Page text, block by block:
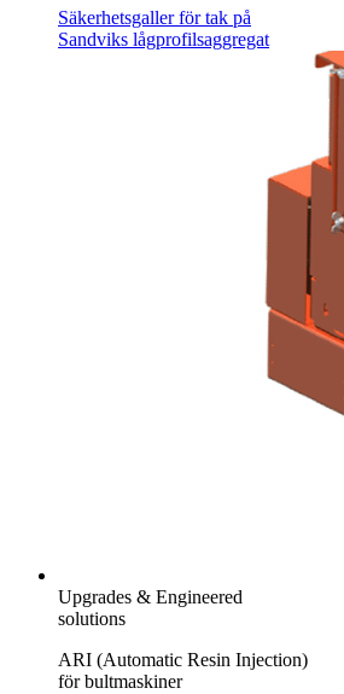
Säkerhetsgaller för tak på
Sandviks lågprofilsaggregat
Upgrades & Engineered
solutions
ARI (Automatic Resin Injection)
för bultmaskiner